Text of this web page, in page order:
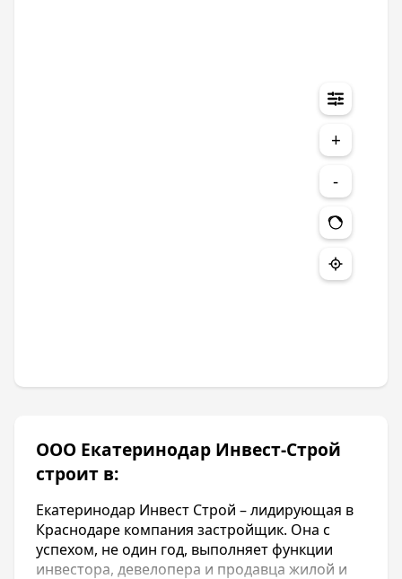
+
-
ООО Екатеринодар Инвест-Строй
строит в:
Екатеринодар Инвест Строй – лидирующая в
Краснодаре компания застройщик. Она с
успехом, не один год, выполняет функции
инвестора, девелопера и продавца жилой и